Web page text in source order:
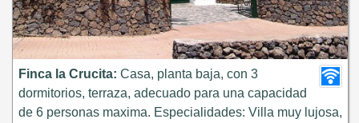
Finca la Crucita: Casa, planta baja, con 3
dormitorios, terraza, adecuado para una capacidad
de 6 personas maxima. Especialidades: Villa muy lujosa,